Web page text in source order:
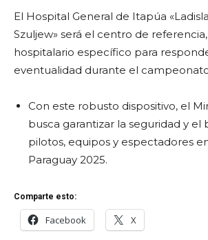
El Hospital General de Itapúa
Szuljew» será el centro de
hospitalario específico para
eventualidad durante el
Con este robusto dispositivo, el
busca garantizar la seguridad y el
pilotos, equipos y espectadores
Paraguay 2025.
Comparte esto:
Facebook X